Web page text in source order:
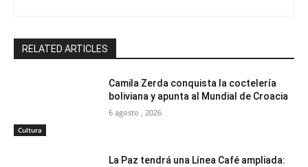
RELATED ARTICLES
Cultura
Camila Zerda conquista la coctelería
boliviana y apunta al Mundial de Croacia
6 agosto , 2026
La Paz tendrá una Línea Café ampliada: